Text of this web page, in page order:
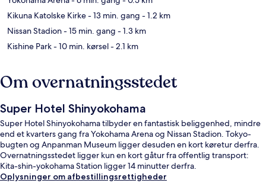
Kikuna Katolske Kirke- 13 min. gang - 1.2 km
Nissan Stadion- 15 min. gang - 1.3 km
Kishine Park- 10 min. kørsel- 2.1 km
Om overnatningsstedet
Super Hotel Shinyokohama
Super Hotel Shinyokohama tilbyder en fantastisk beliggenhed, mindre
end et kvarters gang fra Yokohama Arena og Nissan Stadion. Tokyo-
bugten og Anpanman Museum ligger desuden en kort køretur derfra.
Overnatningsstedet ligger kun en kort gåtur fra offentlig transport:
Kita-shin-yokohama Station ligger 14 minutter derfra.
Oplysninger om afbestillingsrettigheder